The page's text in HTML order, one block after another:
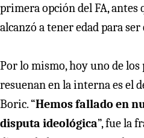
primera opción del FA, antes
alcanzó a tener edad para
Por lo mismo, hoy uno de
resuenan en la interna es el
Boric. “Hemos fallado en
disputa ideológica”, fue la